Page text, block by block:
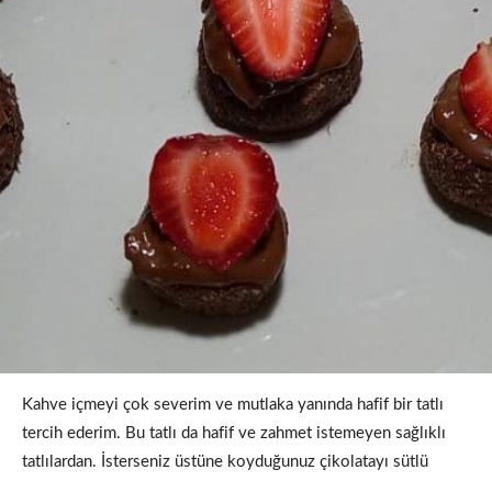
Kahve içmeyi çok severim ve mutlaka yanında hafif bir tatlı
tercih ederim. Bu tatlı da hafif ve zahmet istemeyen sağlıklı
tatlılardan. İsterseniz üstüne koyduğunuz çikolatayı sütlü